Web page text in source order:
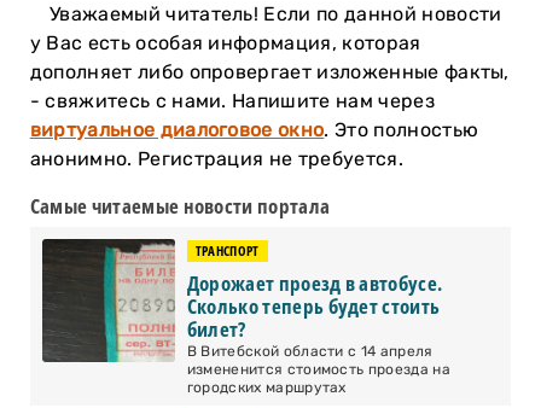
Уважаемый читатель! Если по данной новости
у Вас есть особая информация, которая
дополняет либо опровергает изложенные факты,
- свяжитесь с нами. Напишите нам через
виртуальное диалоговое окно. Это полностью
анонимно. Регистрация не требуется.
Самые читаемые новости портала
ТРАНСПОРТ
Дорожает проезд в автобусе.
Сколько теперь будет стоить
билет?
В Витебской области с 14 апреля
измененится стоимость проезда на
городских маршрутах